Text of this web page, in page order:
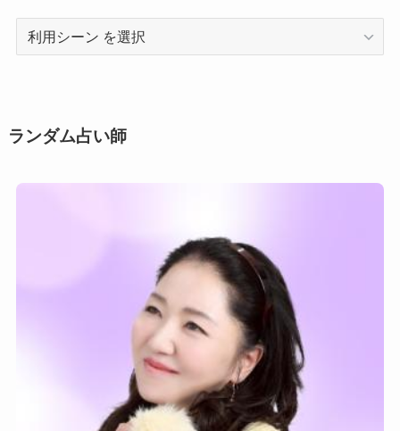
利
用
ン
ランダム占い師